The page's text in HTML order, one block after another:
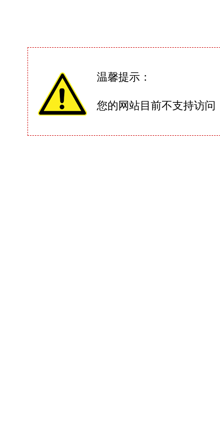
温馨提示：
您的网站目前不支持访